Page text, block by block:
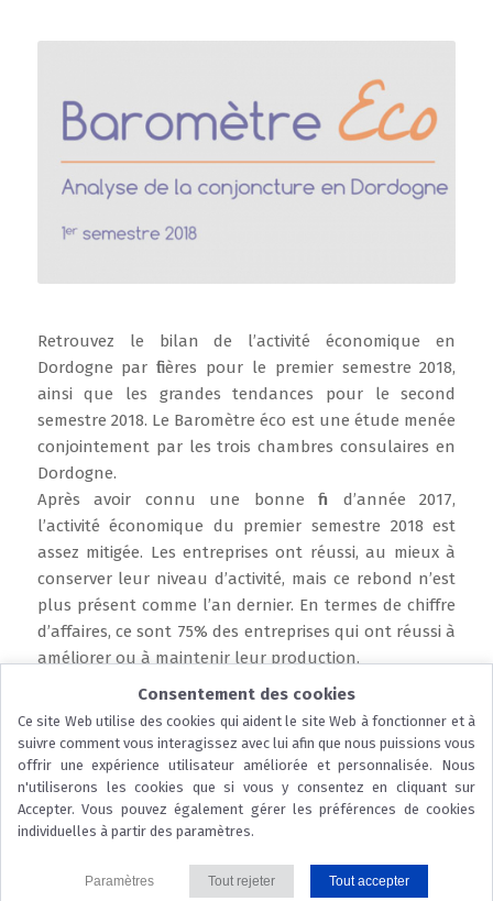
Retrouvez le bilan de l’activité économique en
Dordogne par filières pour le premier semestre 2018,
ainsi que les grandes tendances pour le second
semestre 2018. Le Baromètre éco est une étude menée
conjointement par les trois chambres consulaires en
Dordogne.
Après avoir connu une bonne fin d’année 2017,
l’activité économique du premier semestre 2018 est
assez mitigée. Les entreprises ont réussi, au mieux à
conserver leur niveau d’activité, mais ce rebond n’est
plus présent comme l’an dernier. En termes de chiffre
d’affaires, ce sont 75% des entreprises qui ont réussi à
améliorer ou à maintenir leur production.
...
des données|Politique des cookies
Consentement des cookies
Ce site Web utilise des cookies qui aident le site Web à fonctionner et à
suivre comment vous interagissez avec lui afin que nous puissions vous
offrir une expérience utilisateur améliorée et personnalisée. Nous
n'utiliserons les cookies que si vous y consentez en cliquant sur
Accepter. Vous pouvez également gérer les préférences de cookies
individuelles à partir des paramètres.
Paramètres Tout rejeter Tout accepter